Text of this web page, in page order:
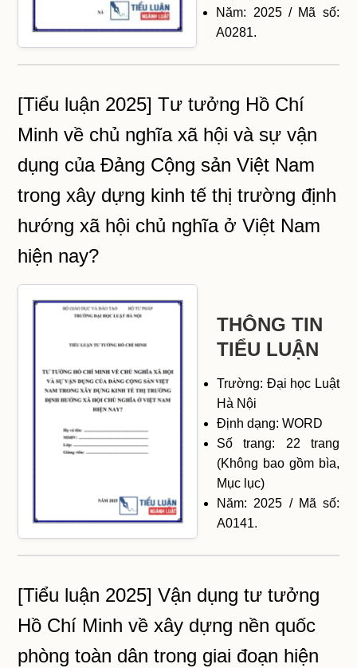
Năm: 2025 / Mã số:
A0281.
[Tiểu luận 2025] Tư tưởng Hồ Chí
Minh về chủ nghĩa xã hội và sự vận
dụng của Đảng Cộng sản Việt Nam
trong xây dựng kinh tế thị trường định
hướng xã hội chủ nghĩa ở Việt Nam
hiện nay?
THÔNG TIN
TIỂU LUẬN
Trường: Đại học Luật
Hà Nội
Định dạng: WORD
Số trang: 22 trang
(Không bao gồm bìa,
Mục lục)
Năm: 2025 / Mã số:
A0141.
[Tiểu luận 2025] Vận dụng tư tưởng
Hồ Chí Minh về xây dựng nền quốc
phòng toàn dân trong giai đoạn hiện